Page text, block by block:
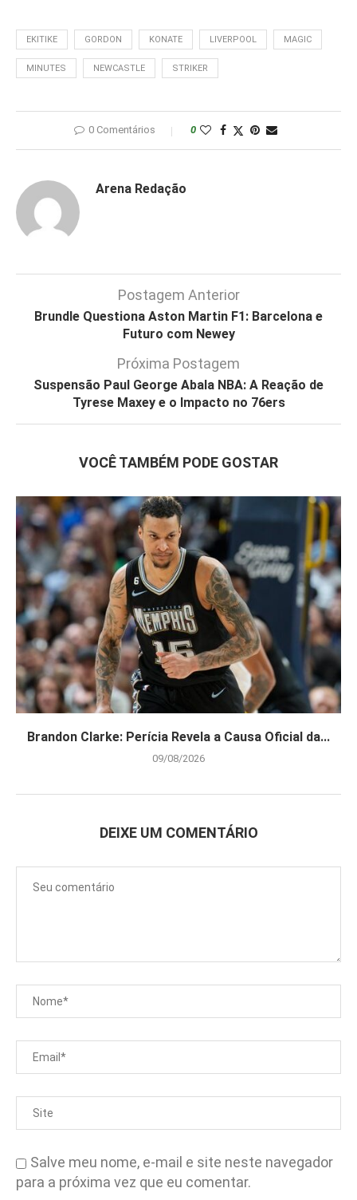
EKITIKE GORDON KONATE LIVERPOOL MAGIC
MINUTES NEWCASTLE STRIKER
0 Comentários 0
Arena Redação
Postagem Anterior
Brundle Questiona Aston Martin F1: Barcelona e
Futuro com Newey
Próxima Postagem
Suspensão Paul George Abala NBA: A Reação de
Tyrese Maxey e o Impacto no 76ers
VOCÊ TAMBÉM PODE GOSTAR
Brandon Clarke: Perícia Revela a Causa Oficial da...
09/08/2026
DEIXE UM COMENTÁRIO
Salve meu nome, e-mail e site neste navegador
para a próxima vez que eu comentar.